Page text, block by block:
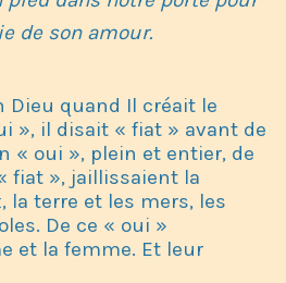
de son amour.
Dieu quand Il créait le
», il disait « fiat » avant de
« oui », plein et entier, de
fiat », jaillissaient la
la terre et les mers, les
De ce « oui »
et la femme. Et leur